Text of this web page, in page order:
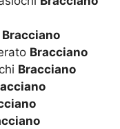
Bracciano
Bracciano
Bracciano